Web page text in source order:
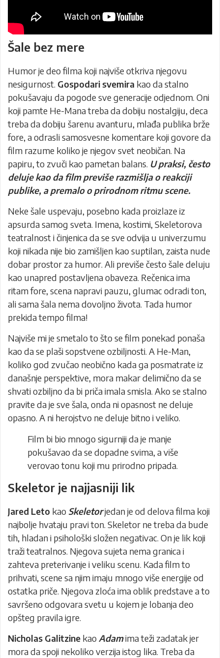
Šale bez mere
Humor je deo filma koji najviše otkriva njegovu
nesigurnost. Gospodari svemira kao da stalno
pokušavaju da pogode sve generacije odjednom. Oni
koji pamte He-Mana treba da dobiju nostalgiju, deca
treba da dobiju šarenu avanturu, mlađa publika brže
fore, a odrasli samosvesne komentare koji govore da
film razume koliko je njegov svet neobičan. Na
papiru, to zvuči kao pametan balans. U praksi, često
deluje kao da film previše razmišlja o reakciji
publike, a premalo o prirodnom ritmu scene.
Neke šale uspevaju, posebno kada proizlaze iz
apsurda samog sveta. Imena, kostimi, Skeletorova
teatralnost i činjenica da se sve odvija u univerzumu
koji nikada nije bio zamišljen kao suptilan, zaista nude
dobar prostor za humor. Ali previše često šale deluju
kao unapred postavljena obaveza. Rečenica ima
ritam fore, scena napravi pauzu, glumac odradi ton,
ali sama šala nema dovoljno života. Tada humor
prekida tempo filma!
Najviše mi je smetalo to što se film ponekad ponaša
kao da se plaši sopstvene ozbiljnosti. A He-Man,
koliko god zvučao neobično kada ga posmatrate iz
današnje perspektive, mora makar delimično da se
shvati ozbiljno da bi priča imala smisla. Ako se stalno
pravite da je sve šala, onda ni opasnost ne deluje
opasno. A ni herojstvo ne deluje bitno i veliko.
Film bi bio mnogo sigurniji da je manje
pokušavao da se dopadne svima, a više
verovao tonu koji mu prirodno pripada.
Skeletor je najjasniji lik
Jared Leto kao Skeletorjedan je od delova filma koji
najbolje hvataju pravi ton. Skeletor ne treba da bude
tih, hladan i psihološki složen negativac. On je lik koji
traži teatralnos. Njegova sujeta nema granica i
zahteva preterivanje i veliku scenu. Kada film to
prihvati, scene sa njim imaju mnogo više energije od
ostatka priče. Njegova zloća ima oblik predstave a to
savršeno odgovara svetu u kojem je lobanja deo
opšteg pravila igre.
Nicholas Galitzine kao Adamima teži zadatak jer
mora da spoji nekoliko verzija istog lika. Treba da